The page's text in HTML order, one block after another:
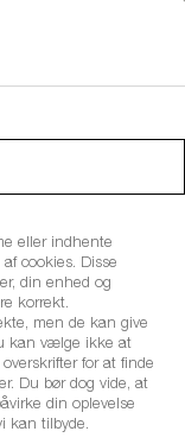
eller indhente
cookies. Disse
din enhed og
korrekt.
men de kan give
kan vælge ikke at
for at finde
Du bør dog vide, at
din oplevelse
kan tilbyde.